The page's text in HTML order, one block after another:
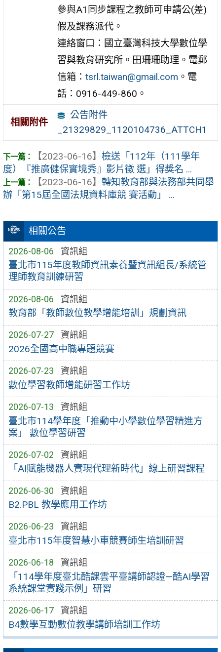
相關公告
2026-08-06 資訊組
臺北市115年度教師資訊素養暨資訊組長/系統管
理師教育訓練研習
2026-08-06 資訊組
教育部「教師數位教學增能培訓」規劃資訊
2026-07-27 資訊組
2026全國高中職專題競賽
2026-07-23 資訊組
數位學習教師增能研習工作坊
2026-07-13 資訊組
臺北市114學年度「推動中小學數位學習精進方
案」 數位學習研習
2026-07-02 資訊組
「AI賦能機器人實現代理新時代」線上研習課程
2026-06-30 資訊組
B2.PBL 教學應用工作坊
2026-06-23 資訊組
臺北市115年度智慧小車競賽師生培訓研習
2026-06-18 資訊組
「114學年度臺北酷課雲平臺講師認證—酷AI學習
系統課堂實踐示例」研習
2026-06-17 資訊組
B4數學互動數位教學講師培訓工作坊
參與A1同步課程之教師可申請公(差)
假及課務派代。
連絡窗口：國立臺灣科技大學數位學
習與教育研究所。田珊珊助理。電郵
信箱：tsrl.taiwan@gmail.com 。電
話：0916-449-860。
相關附件
公告附件
_21329829_1120104736_ATTCH1
【2023-06-16】 檢送「112年（111學年
度）『推廣健保實境秀』影片徵 選」得獎名 ...
【2023-06-16】 轉知教育部與法務部共同舉
辦「第15屆全國法規資料庫競 賽活動」 ...